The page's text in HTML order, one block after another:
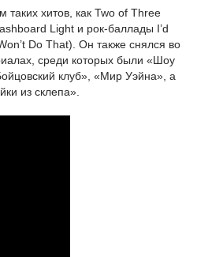
таких хитов, как Two of Three
Light и рок-баллады I’d
Do That). Он также снялся во
среди которых были «Шоу
клуб», «Мир Уэйна», а
из склепа».